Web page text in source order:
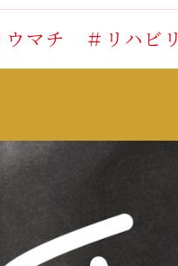
＃リハビリ ＃作家